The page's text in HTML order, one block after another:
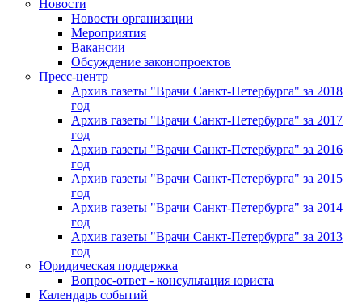
Новости
Новости организации
Мероприятия
Вакансии
Обсуждение законопроектов
Пресс-центр
Архив газеты "Врачи Санкт-Петербурга" за 2018
год
Архив газеты "Врачи Санкт-Петербурга" за 2017
год
Архив газеты "Врачи Санкт-Петербурга" за 2016
год
Архив газеты "Врачи Санкт-Петербурга" за 2015
год
Архив газеты "Врачи Санкт-Петербурга" за 2014
год
Архив газеты "Врачи Санкт-Петербурга" за 2013
год
Юридическая поддержка
Вопрос-ответ - консультация юриста
Календарь событий